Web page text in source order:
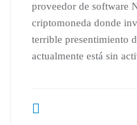
proveedor de software
criptomoneda donde
terrible presentimiento
actualmente está sin